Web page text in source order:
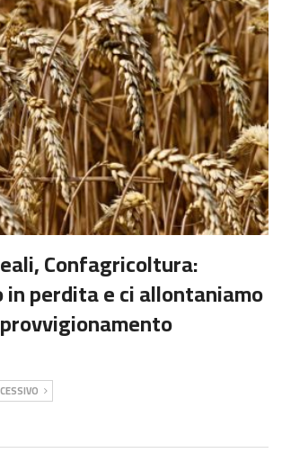
Confagricoltura:
in perdita e ci allontaniamo